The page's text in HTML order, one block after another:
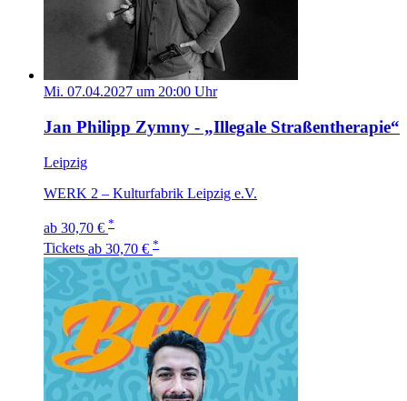
Mi. 07.04.2027 um 20:00 Uhr
Jan Philipp Zymny - „Illegale Straßentherapie“
Leipzig
WERK 2 – Kulturfabrik Leipzig e.V.
ab 30,70 € *
Tickets ab 30,70 € *